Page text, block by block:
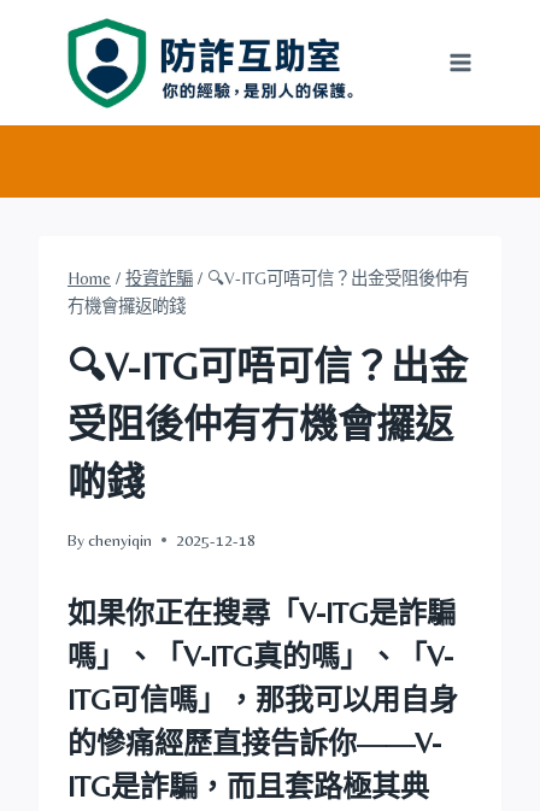
Home / 投資詐騙 / 🔍V-ITG可唔可信？出金受阻後仲有
冇機會攞返啲錢
🔍V-ITG可唔可信？出金
受阻後仲有冇機會攞返
啲錢
Bychenyiqin 2025-12-18
如果你正在搜尋 「V-ITG是詐騙
嗎」
、 「V-ITG真的嗎」 、
「V-
ITG可信嗎」
，那我可以用自身
的慘痛經歷直接告訴你——V-
ITG是詐騙，而且套路極其典